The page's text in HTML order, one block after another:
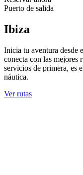
Puerto de salida
Ibiza
Inicia tu aventura desde
conecta con las mejores
servicios de primera, es
náutica.
Ver rutas